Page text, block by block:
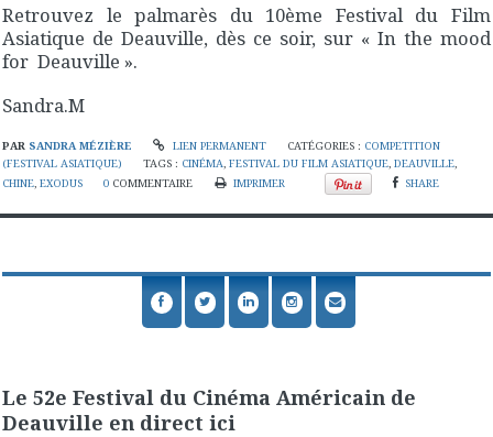
Retrouvez le palmarès du 10ème Festival du Film
Asiatique de Deauville, dès ce soir, sur « In the mood
for Deauville ».
Sandra.M
PAR SANDRA MÉZIÈRE LIEN PERMANENT CATÉGORIES : COMPETITION
(FESTIVAL ASIATIQUE)
TAGS : CINÉMA,FESTIVAL DU FILM ASIATIQUE,DEAUVILLE,
CHINE, EXODUS 0 COMMENTAIRE IMPRIMER SHARE
Le 52e Festival du Cinéma Américain de
Deauville en direct ici